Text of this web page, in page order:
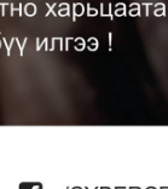
Мэдээллийн ил